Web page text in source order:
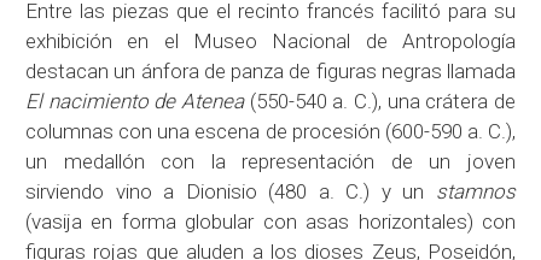
Entre las piezas que el recinto francés facilitó para su
exhibición en el Museo Nacional de Antropología
destacan un ánfora de panza de figuras negras llamada
El nacimiento de Atenea (550-540 a. C.), una crátera de
columnas con una escena de procesión (600-590 a. C.),
un medallón con la representación de un joven
sirviendo vino a Dionisio (480 a. C.) y un stamnos
(vasija en forma globular con asas horizontales) con
figuras rojas que aluden a los dioses Zeus, Poseidón,